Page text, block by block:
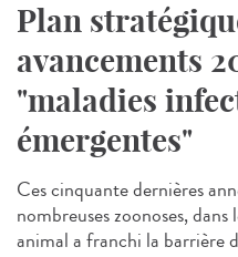
Plan
avancements
"maladies
émergentes"
Ces cinquante dernières
nombreuses zoonoses,
animal a franchi la barrière